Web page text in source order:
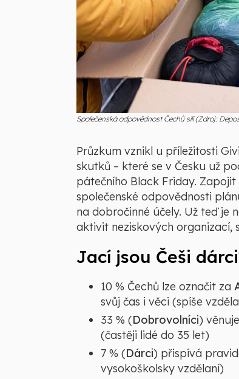
Společenská odpovědnost Čechů sílí (Zdroj:
Průzkum vznikl u příležitosti
skutků – které se v Česku už
pátečního Black Friday.
společenské odpovědnosti
na dobročinné účely. Už teď je
aktivit neziskových organizací,
Jací jsou Češi
10 % Čechů lze označit za
svůj čas i věci (spíše
33 % (Dobrovolníci)
(častěji lidé do 35 let)
7 % (Dárci) přispívá
vysokoškolsky vzdělaní)